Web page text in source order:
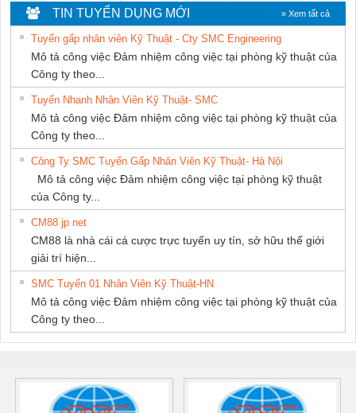
TIẾN HƯNG
Nam Quốc Thịnh
TIN TUYỂN DỤNG MỚI » Xem tất cả
Tuyển gấp nhân viên Kỹ Thuật - Cty SMC Engineering
Mô tả công việc Đảm nhiệm công việc tại phòng kỹ thuật của
Công ty theo...
Tuyển Nhanh Nhân Viên Kỹ Thuật- SMC
Mô tả công việc Đảm nhiệm công việc tại phòng kỹ thuật của
Công ty theo...
Công Ty SMC Tuyển Gấp Nhân Viên Kỹ Thuật- Hà Nội
Mô tả công việc Đảm nhiệm công việc tại phòng kỹ thuật
của Công ty...
CM88 jp net
CM88 là nhà cái cá cược trực tuyến uy tín, sở hữu thế giới
giải trí hiện...
SMC Tuyển 01 Nhân Viên Kỹ Thuật-HN
Mô tả công việc Đảm nhiệm công việc tại phòng kỹ thuật của
Công ty theo...